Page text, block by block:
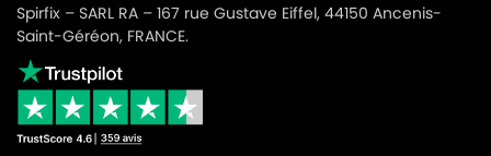
Spirfix – SARL RA – 167 rue Gustave Eiffel, 44150 Ancenis-
Saint-Géréon, FRANCE.